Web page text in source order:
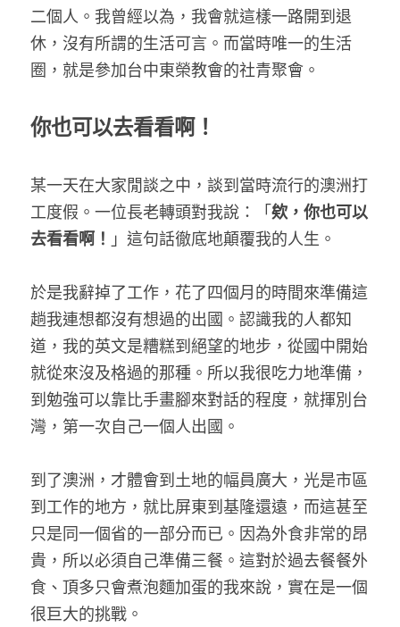
二個人。我曾經以為，我會就這樣一路開到退
休，沒有所謂的生活可言。而當時唯一的生活
圈，就是參加台中東榮教會的社青聚會。
你也可以去看看啊！
某一天在大家閒談之中，談到當時流行的澳洲打
工度假。一位長老轉頭對我說：「 欸，你也可以
去看看啊！ 」這句話徹底地顛覆我的人生。
於是我辭掉了工作，花了四個月的時間來準備這
趟我連想都沒有想過的出國。認識我的人都知
道，我的英文是糟糕到絕望的地步，從國中開始
就從來沒及格過的那種。所以我很吃力地準備，
到勉強可以靠比手畫腳來對話的程度，就揮別台
灣，第一次自己一個人出國。
到了澳洲，才體會到土地的幅員廣大，光是市區
到工作的地方，就比屏東到基隆還遠，而這甚至
只是同一個省的一部分而已。因為外食非常的昂
貴，所以必須自己準備三餐。這對於過去餐餐外
食、頂多只會煮泡麵加蛋的我來說，實在是一個
很巨大的挑戰。